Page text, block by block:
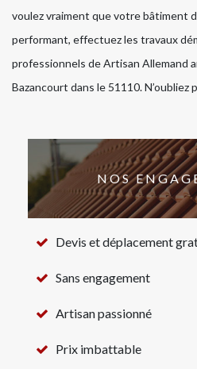
voulez vraiment que votre bâtiment
performant, effectuez les travaux
professionnels de Artisan Allemand
Bazancourt dans le 51110.
NOS
Devis et déplacement
Sans engagement
Artisan passionné
Prix imbattable